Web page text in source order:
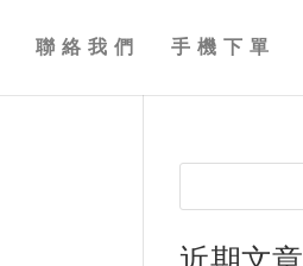
聯絡我們 手機下單